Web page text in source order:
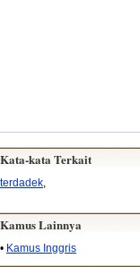
Kata-kata Terkait
terdadek
Kamus Lainnya
• Kamus Inggris